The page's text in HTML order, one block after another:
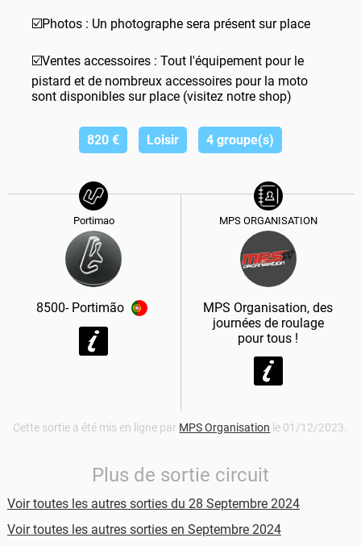
☑️Photos : Un photographe sera présent sur place
☑️Ventes accessoires : Tout l'équipement pour le
pistard et de nombreux accessoires pour la moto
sont disponibles sur place (visitez notre shop)
820 € Loisir 4 groupe(s)
Portimao
8500- Portimão
MPS ORGANISATION
MPS Organisation, des
journées de roulage
pour tous !
Cette sortie a été mis en ligne par MPS Organisation le 01/12/2023.
Plus de sortie circuit
Voir toutes les autres sorties du 28 Septembre 2024
Voir toutes les autres sorties en Septembre 2024